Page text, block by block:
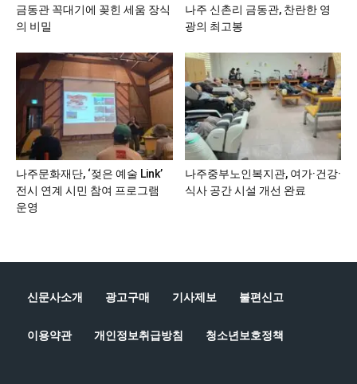
금동관 꼭대기에 꽂힌 세움 장식
의 비밀
나주 신촌리 금동관, 찬란한 영
광의 최고봉
나주문화재단, ‘젖은 예술 Link’
전시 연계 시민 참여 프로그램
운영
나주중부노인복지관, 여가·건강·
식사 공간 시설 개선 완료
신문사소개 광고구매 기사제보 불편신고
이용약관 개인정보취급방침 청소년보호정책